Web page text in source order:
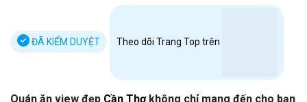
ĐÃ KIỂM DUYỆT Theo dõi Trang Top trên
Quán ăn view đẹp Cần Thơkhông chỉ mang đến cho bạn